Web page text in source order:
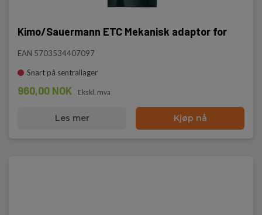
Kimo/Sauermann ETC Mekanisk adaptor for
EAN 5703534407097
Snart på sentrallager
960,00 NOK Ekskl. mva
Les mer Kjøp nå